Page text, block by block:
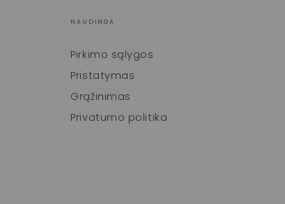
NAUDINGA
Pirkimo sąlygos
Pristatymas
Grąžinimas
Privatumo politika